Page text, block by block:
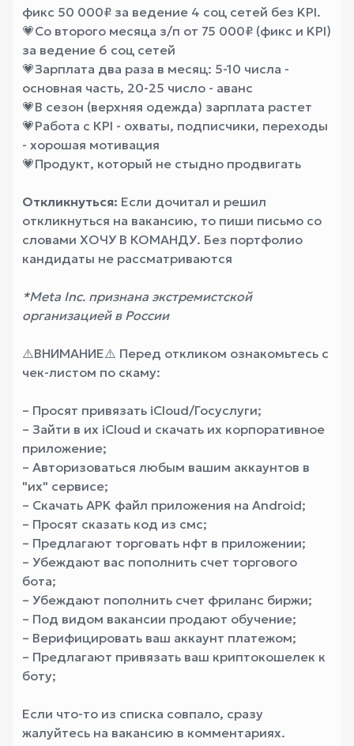
фикс 50 000₽ за ведение 4 соц сетей без KPI.
💗Со второго месяца з/п от 75 000₽ (фикс и KPI)
за ведение 6 соц сетей
💗Зарплата два раза в месяц: 5-10 числа -
основная часть, 20-25 число - аванс
💗В сезон (верхняя одежда) зарплата растет
💗Работа с КPI - охваты, подписчики, переходы
- хорошая мотивация
💗Продукт, который не стыдно продвигать
Откликнуться: Если дочитал и решил
откликнуться на вакансию, то пиши письмо со
словами ХОЧУ В КОМАНДУ. Без портфолио
кандидаты не рассматриваются
*Meta Inc. признана экстремистской
организацией в России
⚠️ВНИМАНИЕ⚠️ Перед откликом ознакомьтесь с
чек-листом по скаму:
– Просят привязать iCloud/Госуслуги;
– Зайти в их iCloud и скачать их корпоративное
приложение;
– Авторизоваться любым вашим аккаунтов в
"их" сервисе;
– Скачать APK файл приложения на Android;
– Просят сказать код из смс;
– Предлагают торговать нфт в приложении;
– Убеждают вас пополнить счет торгового
бота;
– Убеждают пополнить счет фриланс биржи;
– Под видом вакансии продают обучение;
– Верифицировать ваш аккаунт платежом;
– Предлагают привязать ваш криптокошелек к
боту;
Если что-то из списка совпало, сразу
жалуйтесь на вакансию в комментариях.